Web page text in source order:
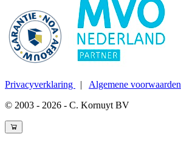
Privacyverklaring | Algemene voorwaarden
© 2003 - 2026 - C. Kornuyt BV